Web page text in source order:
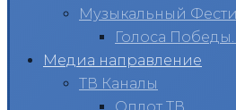
Музыкальный
Голоса
Медиа направление
ТВ Каналы